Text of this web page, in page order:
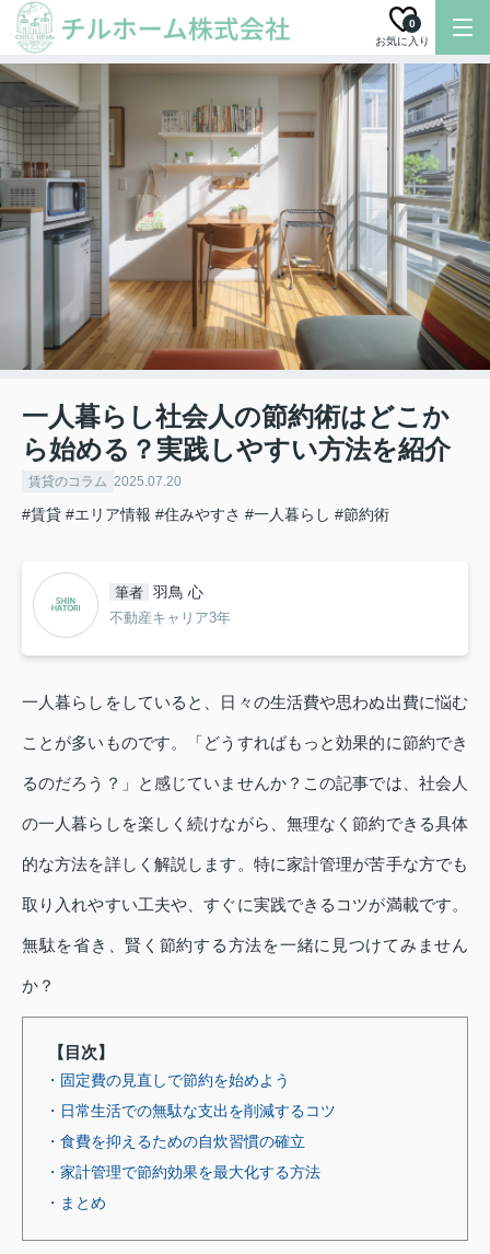
お気に入り
0
一人暮らし社会人の節約術はどこか
ら始める？実践しやすい方法を紹介
賃貸のコラム 2025.07.20
#賃貸 #エリア情報 #住みやすさ #一人暮らし #節約術
筆者 羽鳥 心
不動産キャリア3年
一人暮らしをしていると、日々の生活費や思わぬ出費に悩む
ことが多いものです。「どうすればもっと効果的に節約でき
るのだろう？」と感じていませんか？この記事では、社会人
の一人暮らしを楽しく続けながら、無理なく節約できる具体
的な方法を詳しく解説します。特に家計管理が苦手な方でも
取り入れやすい工夫や、すぐに実践できるコツが満載です。
無駄を省き、賢く節約する方法を一緒に見つけてみません
か？
【目次】
・固定費の見直しで節約を始めよう
・日常生活での無駄な支出を削減するコツ
・食費を抑えるための自炊習慣の確立
・家計管理で節約効果を最大化する方法
・まとめ